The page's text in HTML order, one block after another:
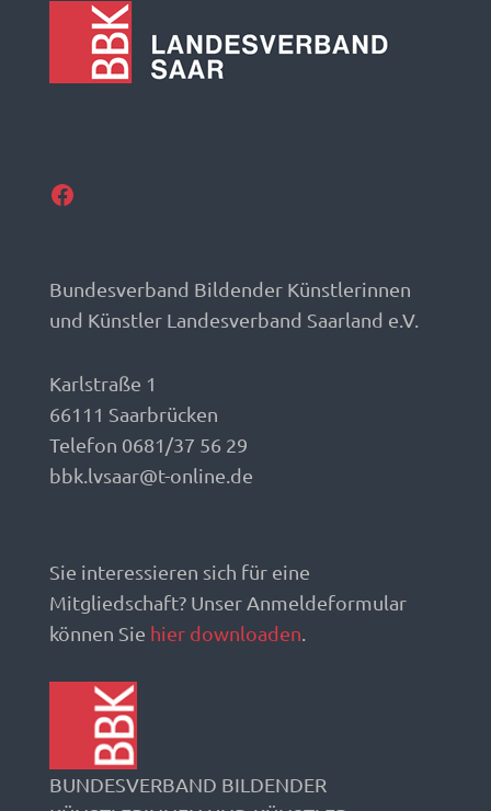
Facebook
Bundesverband Bildender Künstlerinnen
und Künstler Landesverband Saarland e.V.
Karlstraße 1
66111 Saarbrücken
Telefon 0681/37 56 29
bbk.lvsaar@t-online.de
Sie interessieren sich für eine
Mitgliedschaft? Unser Anmeldeformular
können Sie hier downloaden
BUNDESVERBAND BILDENDER